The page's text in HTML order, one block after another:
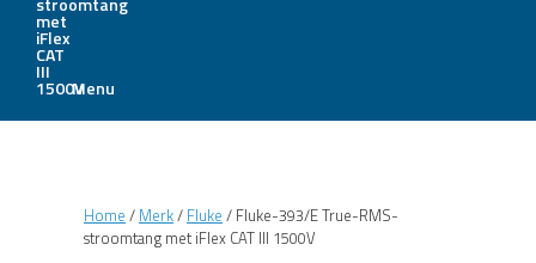
Menu
Home / Merk/ Fluke / Fluke-393/E True-RMS-
stroomtang met iFlex CAT III 1500V